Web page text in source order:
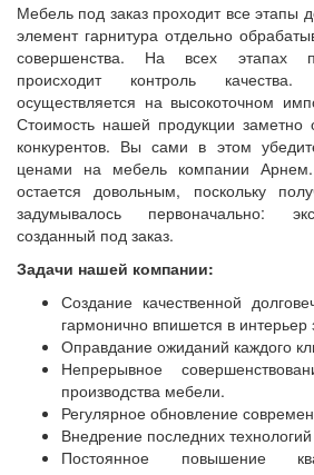
Мебель под заказ проходит все этапы
элемент гарнитура отдельно
совершенства. На всех этапах
происходит контроль
осуществляется на высокоточном
Стоимость нашей продукции заметно
конкурентов. Вы сами в этом
ценами на мебель компании
остается довольным, поскольку
задумывалось первоначально:
созданный под заказ.
Задачи нашей компании:
Создание качественной
гармонично впишется в интерьер
Оправдание ожиданий каждого
Непрерывное
производства мебели.
Регулярное обновление
Внедрение последних технологий
Постоянное повышение